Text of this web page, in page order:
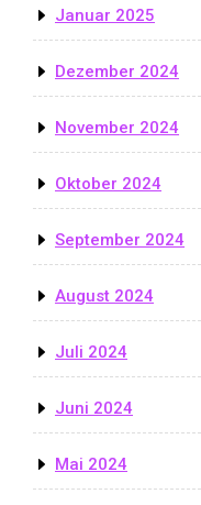
Januar 2025
Dezember 2024
November 2024
Oktober 2024
September 2024
August 2024
Juli 2024
Juni 2024
Mai 2024